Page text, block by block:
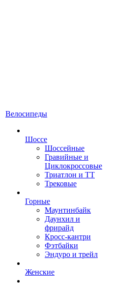
Велосипеды
Шоссе
Шоссейные
Гравийные и
Циклокроссовые
Триатлон и ТТ
Трековые
Горные
Маунтинбайк
Даунхил и
фрирайд
Кросс-кантри
Фэтбайки
Эндуро и трейл
Женские